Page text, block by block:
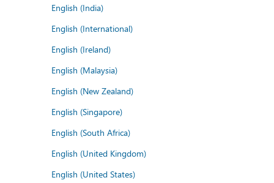
English (India)
English (International)
English (Ireland)
English (Malaysia)
English (New Zealand)
English (Singapore)
English (South Africa)
English (United Kingdom)
English (United States)